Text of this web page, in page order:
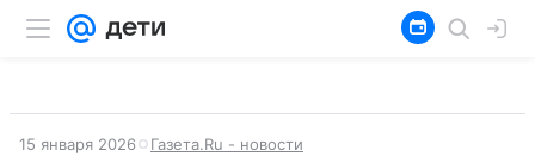
15 января 2026 Газета.Ru - новости